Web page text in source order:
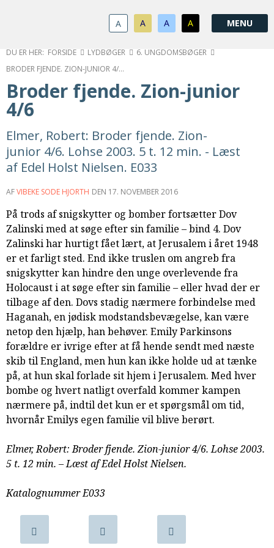
og
gå
indhold
forsiden
guide
for
1.2:
Bestyrelse
1.3:
Økonomi
1.5:
Privatlivspolitik
3.0:
Kalender
4.0:
Kristeligt
Lydbibliotek
til
udlån
6.0:
Bibelen
7.0:
Arrangementer
7.1:
Sommerstævne
7.2:
Nordisk
samarbejde
8.0:
Støt
KABB!
9.0:
Links
Næste
indlæg:
Frihedsfælden.
Zion-
junior
5/6Forrige
Kampen
om
Zion-
junior
A A A A
FORSIDE LYDBØGER
6. UNGDOMSBØGER
BRODER FJENDE. ZION-JUNIOR 4/6
Broder fjende. Zion-junior
4/6
Elmer, Robert: Broder fjende. Zion-
junior 4/6. Lohse 2003. 5 t. 12 min. - Læst
af Edel Holst Nielsen. E033
AFVIBEKE SODE HJORTH DEN 17. NOVEMBER 2016
På trods af snigskytter og bomber fortsætter Dov
Zalinski med at søge efter sin familie – bind 4. Dov
Zalinski har hurtigt fået lært, at Jerusalem i året 1948
er et farligt sted. End ikke truslen om angreb fra
snigskytter kan hindre den unge overlevende fra
Holocaust i at søge efter sin familie – eller hvad der er
tilbage af den. Dovs stadig nærmere forbindelse med
Haganah, en jødisk modstandsbevægelse, kan være
netop den hjælp, han behøver. Emily Parkinsons
forældre er ivrige efter at få hende sendt med næste
skib til England, men hun kan ikke holde ud at tænke
på, at hun skal forlade sit hjem i Jerusalem. Med hver
bombe og hvert natligt overfald kommer kampen
nærmere på, indtil det kun er et spørgsmål om tid,
hvornår Emilys egen familie vil blive berørt.
Elmer, Robert: Broder fjende. Zion-junior 4/6. Lohse 2003.
5 t. 12 min. – Læst af Edel Holst Nielsen.
Katalognummer E033